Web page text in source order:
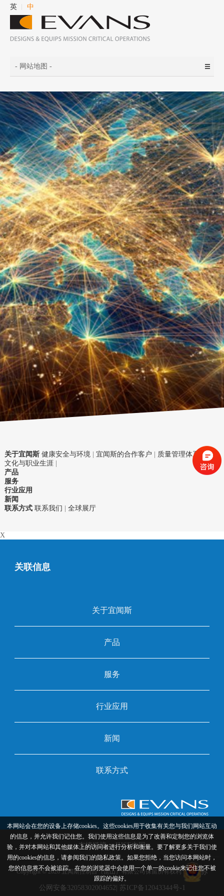
英 中
- 网站地图 -
本网站会在您的设备上存储cookies。这些cookies用于收集有关您与我们网站互动
的信息，并允许我们记住您。我们使用这些信息是为了改善和定制您的浏览体
验，并对本网站和其他媒体上的访问者进行分析和衡量。要了解更多关于我们使
用的cookies的信息，请参阅我们的隐私政策。如果您拒绝，当您访问本网站时，
您的信息将不会被追踪。在您的浏览器中会使用一个单一的cookie来记住您不被
跟踪的偏好。
关于宜闻斯 健康安全与环境| 宜闻斯的合作客户 质量管理体系 |企业
文化与职业生涯|
产品
服务
行业应用
新闻
联系方式 联系我们 全球展厅
X
关联信息
关于宜闻斯
产品
服务
行业应用
新闻
联系方式
友情链接：IHSE中国
Copyright © 2026 宜闻斯控制台（昆山）有限公司保留所有权利 苏
公网安备32058302004652 | 苏ICP备12043344号-1